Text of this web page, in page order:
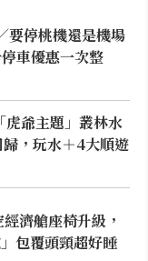
要停桃機還是機場
車優惠一次整
虎爺主題」叢林水
，玩水＋4大順遊
濟艙座椅升級，
包覆頭頸超好睡